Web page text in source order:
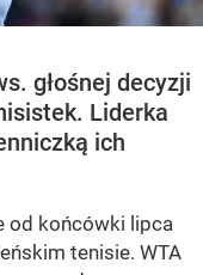
głośnej decyzji
Liderka
ich
od końcówki lipca
tenisie. WTA